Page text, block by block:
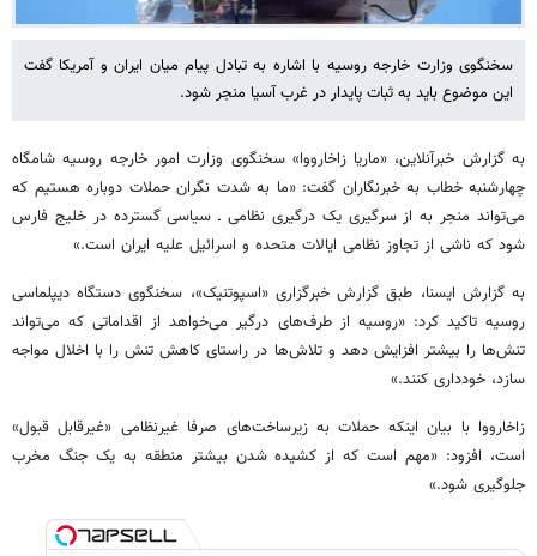
سخنگوی وزارت خارجه روسیه با اشاره به تبادل پیام میان ایران و آمریکا گفت
این موضوع باید به ثبات پایدار در غرب آسیا منجر شود.
به گزارش خبرآنلاین، «ماریا زاخارووا» سخنگوی وزارت امور خارجه روسیه شامگاه
چهارشنبه خطاب به خبرنگاران گفت: «ما به شدت نگران حملات دوباره هستیم که
می‌تواند منجر به از سرگیری یک درگیری نظامی ـ سیاسی گسترده در خلیج فارس
شود که ناشی از تجاوز نظامی ایالات متحده و اسرائیل علیه ایران است.»
به گزارش ایسنا، طبق گزارش خبرگزاری «اسپوتنیک»، سخنگوی دستگاه دیپلماسی
روسیه تاکید کرد: «روسیه از طرف‌های درگیر می‌خواهد از اقداماتی که می‌تواند
تنش‌ها را بیشتر افزایش دهد و تلاش‌ها در راستای کاهش تنش را با اخلال مواجه
سازد، خودداری کنند.»
زاخارووا با بیان اینکه حملات به زیرساخت‌های صرفا غیرنظامی «غیرقابل قبول»
است، افزود: «مهم است که از کشیده شدن بیشتر منطقه به یک جنگ مخرب
جلوگیری شود.»